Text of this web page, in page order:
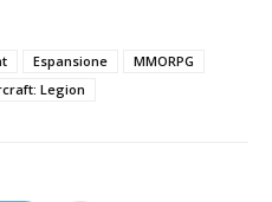
Espansione
MMORPG
Legion